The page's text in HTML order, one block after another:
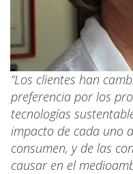
“Los clientes han
preferencia por los
tecnologías
impacto de cada uno
consumen, y de las
causar en el